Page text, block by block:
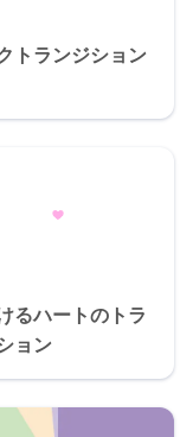
トランジション
るハートのトラ
ョン